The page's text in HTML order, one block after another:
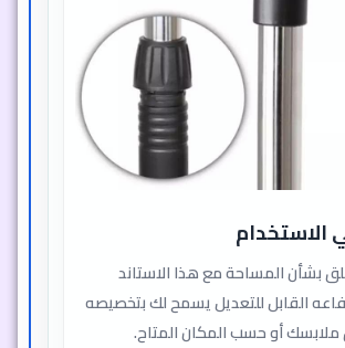
الاستخدام
بشأن المساحة مع هذا الاستاند
القابل للتعديل يسمح لك بتخصيصه
أو حسب المكان المتاح.